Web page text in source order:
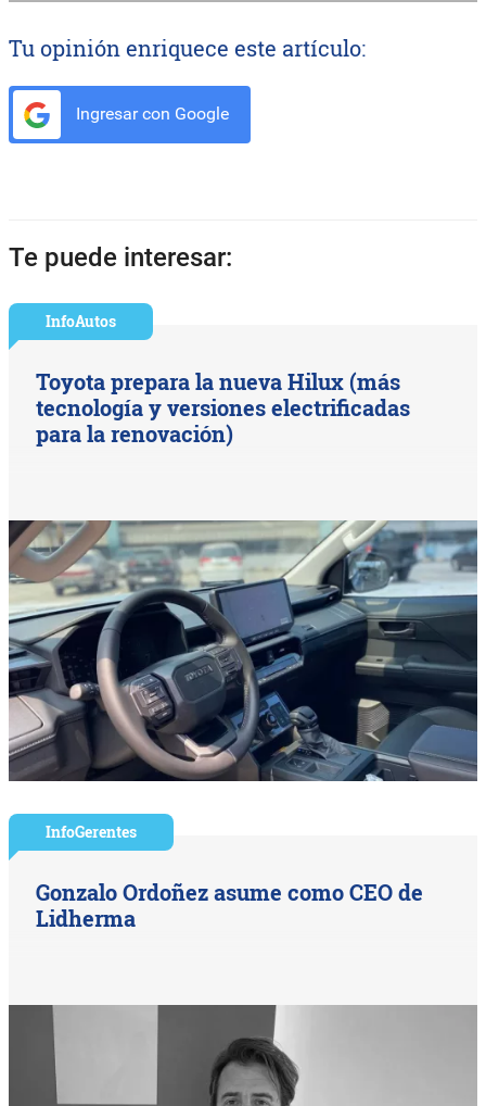
Tu opinión enriquece este artículo:
Ingresar con Google
Te puede interesar:
InfoAutos
Toyota prepara la nueva Hilux (más
tecnología y versiones electrificadas
para la renovación)
InfoGerentes
Gonzalo Ordoñez asume como CEO de
Lidherma